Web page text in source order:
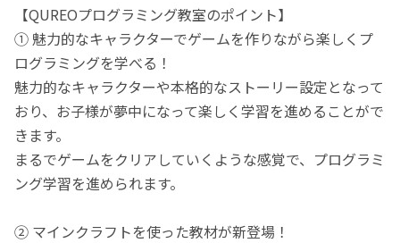
【QUREOプログラミング教室のポイント】
① 魅力的なキャラクターでゲームを作りながら楽しくプ
ログラミングを学べる！
魅力的なキャラクターや本格的なストーリー設定となって
おり、お子様が夢中になって楽しく学習を進めることがで
きます。
まるでゲームをクリアしていくような感覚で、プログラミ
ング学習を進められます。
② マインクラフトを使った教材が新登場！